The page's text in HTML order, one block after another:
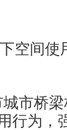
空间使
市桥
行为，